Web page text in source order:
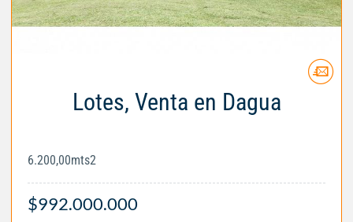
Lotes, Venta en Dagua
6.200,00mts2
$992.000.000